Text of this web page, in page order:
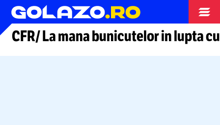
Arhiva fotbal
CFR/ La mana bunicutelor in lupta